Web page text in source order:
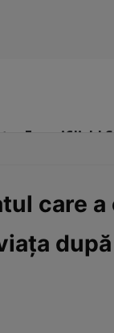
FemeiClick!
care